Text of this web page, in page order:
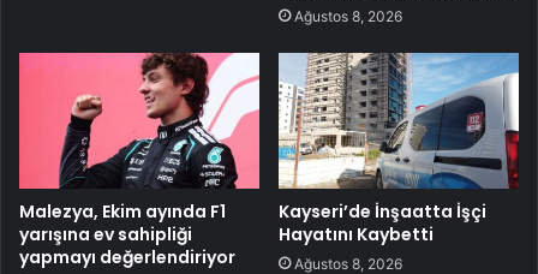
Ağustos 8, 2026
Malezya, Ekim ayında F1
yarışına ev sahipliği
yapmayı değerlendiriyor
Kayseri’de İnşaatta İşçi
Hayatını Kaybetti
Ağustos 8, 2026